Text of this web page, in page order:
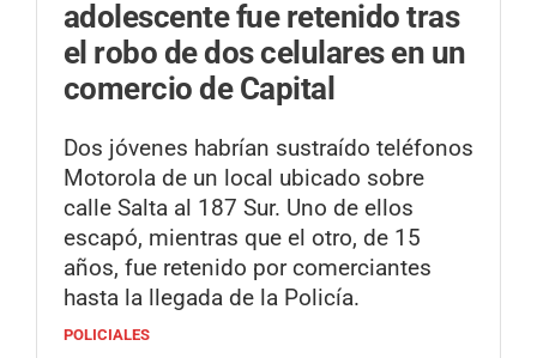
adolescente fue retenido tras
el robo de dos celulares en un
comercio de Capital
Dos jóvenes habrían sustraído teléfonos
Motorola de un local ubicado sobre
calle Salta al 187 Sur. Uno de ellos
escapó, mientras que el otro, de 15
años, fue retenido por comerciantes
hasta la llegada de la Policía.
POLICIALES